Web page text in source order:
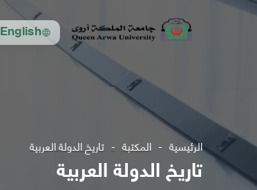
English
الرئيسية المكتبة تاريخ الدولة العربية
تاريخ الدولة العربية